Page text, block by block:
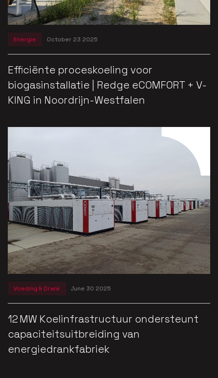
Energie October 23 2025
Efficiënte proceskoeling voor
biogasinstallatie | Redge eCOMFORT + V-
KING in Noordrijn-Westfalen
Voeding & Drank June 30 2025
12 MW Koelinfrastructuur ondersteunt
capaciteitsuitbreiding van
energiedrankfabriek